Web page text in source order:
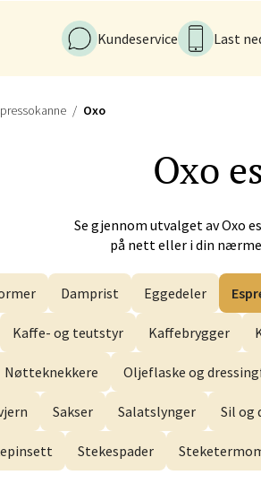
Kundeservice
Last
Oxo
Oxo
Se gjennom utvalget avOxo
på nett eller i din
Damprist Eggedeler
Kaffe- og teutstyr Kaffebrygger
Nøtteknekkere Oljeflaske og
Sakser Salatslynger Sil og
Stekespader
Førde - Alti Førde
Åpent i dag 10-20
Torgalmenningen 8, 5014
Åpent i dag 09-21
Gjøvik - CC Gjøvik
Jernbanesvingen 6, 2821 Gjøvik
Åpent i dag 10-21